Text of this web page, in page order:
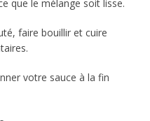
que le mélange soit lisse.
faire bouillir et cuire
votre sauce à la fin